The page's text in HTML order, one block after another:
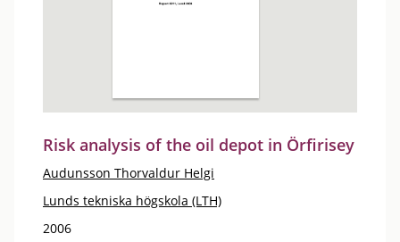
Risk analysis of the oil depot in Örfirisey
Audunsson Thorvaldur Helgi
Lunds tekniska högskola (LTH)
2006